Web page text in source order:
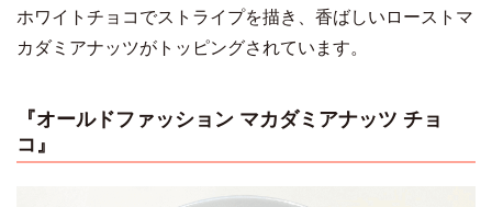
ホワイトチョコでストライプを描き、香ばしいローストマ
カダミアナッツがトッピングされています。
『オールドファッション マカダミアナッツ チョ
コ』